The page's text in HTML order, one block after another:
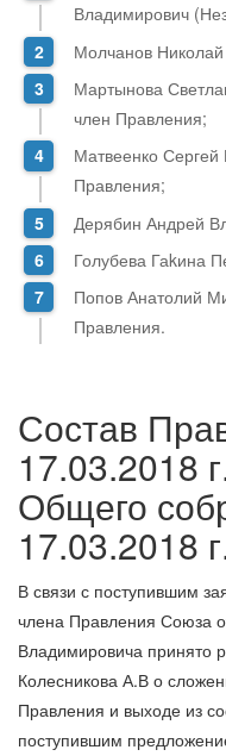
Владимирович
Молчанов
Мартынова
член Правления;
Матвеенко
Правления;
Дерябин Андрей
Голубева Гаkина
Попов Анатолий
Правления.
Состав
17.03.2018
Общего
17.03.2018
В связи с поступившим
члена Правления Союза
Владимировича принято
Колесникова А.В о
Правления и выходе из
поступившим